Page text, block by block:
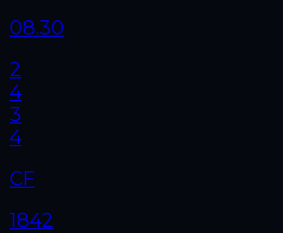
08.30
2
4
3
4
CF
1842